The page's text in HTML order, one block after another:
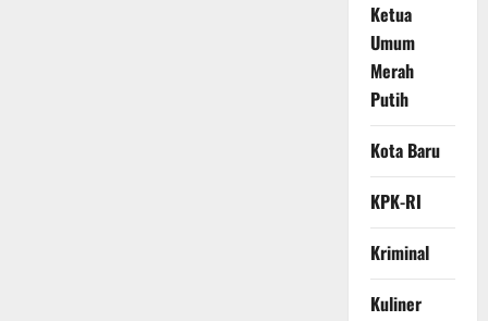
Ketua
Umum
Merah
Putih
Kota Baru
KPK-RI
Kriminal
Kuliner